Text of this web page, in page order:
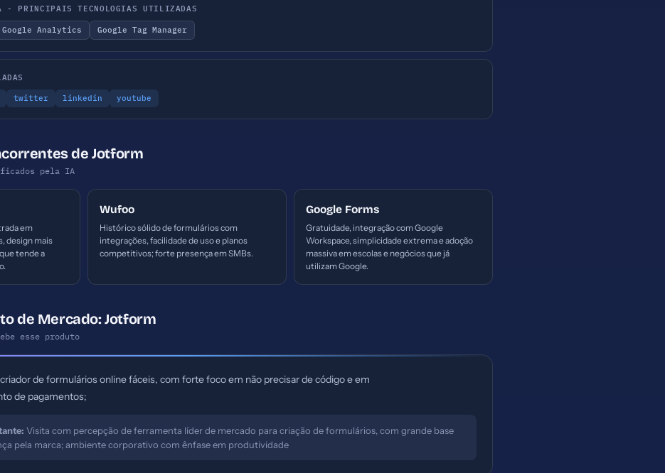
- PRINCIPAIS TECNOLOGIAS UTILIZADAS
Google Analytics Google Tag Manager
twitter linkedin youtube
de Jotform
pela IA
em
design mais
tende a
Wufoo
Histórico sólido de formulários com
integrações, facilidade de uso e planos
competitivos; forte presença em SMBs.
Google Forms
Gratuidade, integração com Google
Workspace, simplicidade extrema e adoção
massiva em escolas e negócios que já
utilizam Google.
de Mercado: Jotform
esse produto
de formulários online fáceis, com forte foco em não precisar de código e em
de pagamentos;
Visita com percepção de ferramenta líder de mercado para criação de formulários, com grande base
pela marca; ambiente corporativo com ênfase em produtividade